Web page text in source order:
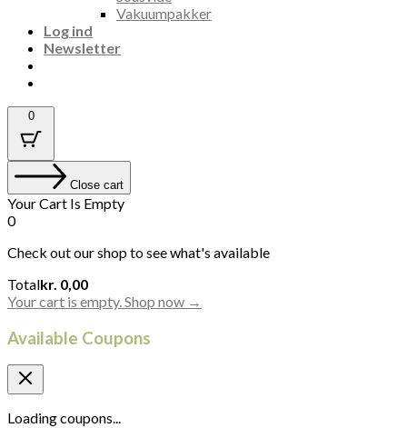
Vakuumpakker
Log ind
Newsletter
0
Close cart
Your Cart Is Empty
0
Check out our shop to see what's available
Cart
Total:
Totalkr. 0,00
Your cart is empty. Shop now →
Available Coupons
Loading coupons...